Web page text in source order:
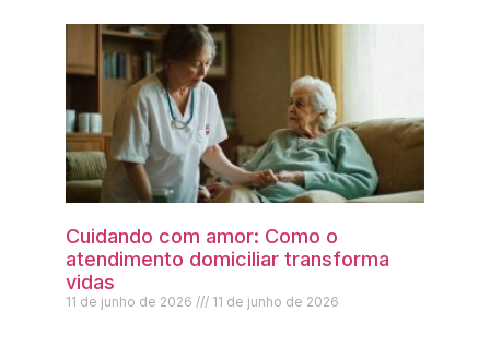
Cuidando com amor: Como o
atendimento domiciliar transforma
vidas
11 de junho de 2026 11 de junho de 2026